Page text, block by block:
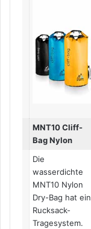
MNT10 Cliff-
Bag Nylon
Die
wasserdichte
MNT10 Nylon
Dry-Bag hat ein
Rucksack-
Tragesystem.